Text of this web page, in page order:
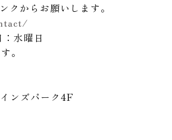
クからお願いします。
水曜日
。
ンズパーク4F